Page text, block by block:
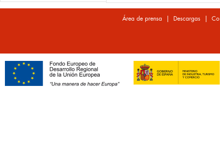
Área de prensa | Descargas|